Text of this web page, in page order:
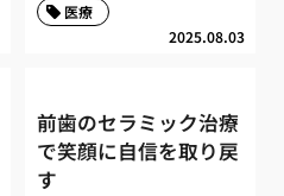
2025.08.03
医療
前歯のセラミック治療
で笑顔に自信を取り戻
す